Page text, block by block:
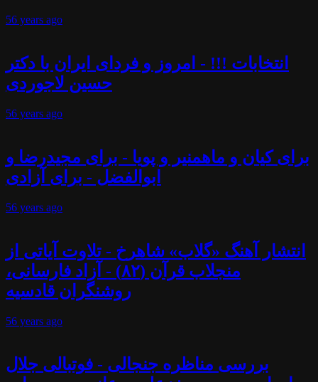
56 years ago
انتخابات !!! - امروز و فردای ایران با دکتر
حسین لاجوردی
56 years ago
برای کیان و ماهمنیر و پویا - برای مجیدرضا و
ابوالفضل - برای آزادی
56 years ago
انتشار آهنگ «گلاب» شاهرخ - تلاوت آیاتی از
منجلاب قرآن (۸۲) - آزاد فارسانی،
روشنگران قادسیه
56 years ago
بررسی مناظره جنجالی - فوتبالی جلال